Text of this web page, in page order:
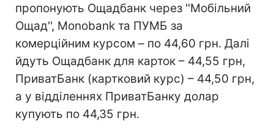
пропонують Ощадбанк через ''Мобільний
Ощад'', Monobank та ПУМБ за
комерційним курсом – по 44,60 грн. Далі
йдуть Ощадбанк для карток – 44,55 грн,
ПриватБанк (картковий курс) – 44,50 грн,
а у відділеннях ПриватБанку долар
купують по 44,35 грн.